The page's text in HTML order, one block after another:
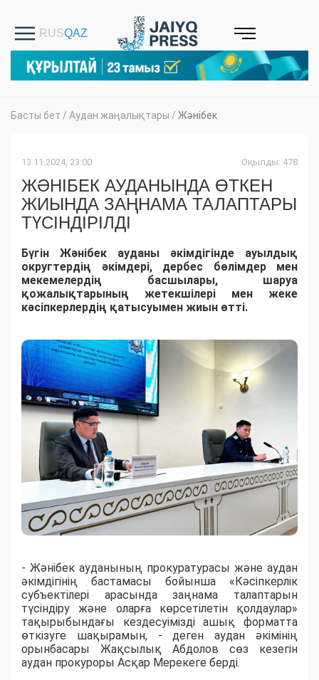
Басты бет / Аудан жаңалықтары / Жәнібек
13.11.2024, 23:00 Оқылды: 478
ЖӘНІБЕК АУДАНЫНДА ӨТКЕН
ЖИЫНДА ЗАҢНАМА ТАЛАПТАРЫ
ТҮСІНДІРІЛДІ
​Бүгін Жәнібек ауданы әкімдігінде ауылдық
округтердің әкімдері, дербес бөлімдер мен
мекемелердің басшылары, шаруа
қожалықтарының жетекшілері мен жеке
кәсіпкерлердің қатысуымен жиын өтті.
​- Жәнібек ауданының прокуратурасы және аудан
әкімдігінің бастамасы бойынша «Кәсіпкерлік
субъектілері арасында заңнама талаптарын
түсіндіру және оларға көрсетілетін қолдаулар»
тақырыбындағы кездесуімізді ашық форматта
өткізуге шақырамын, - деген аудан әкімінің
орынбасары Жақсылық Абдолов сөз кезегін
аудан прокуроры Асқар Мерекеге берді.